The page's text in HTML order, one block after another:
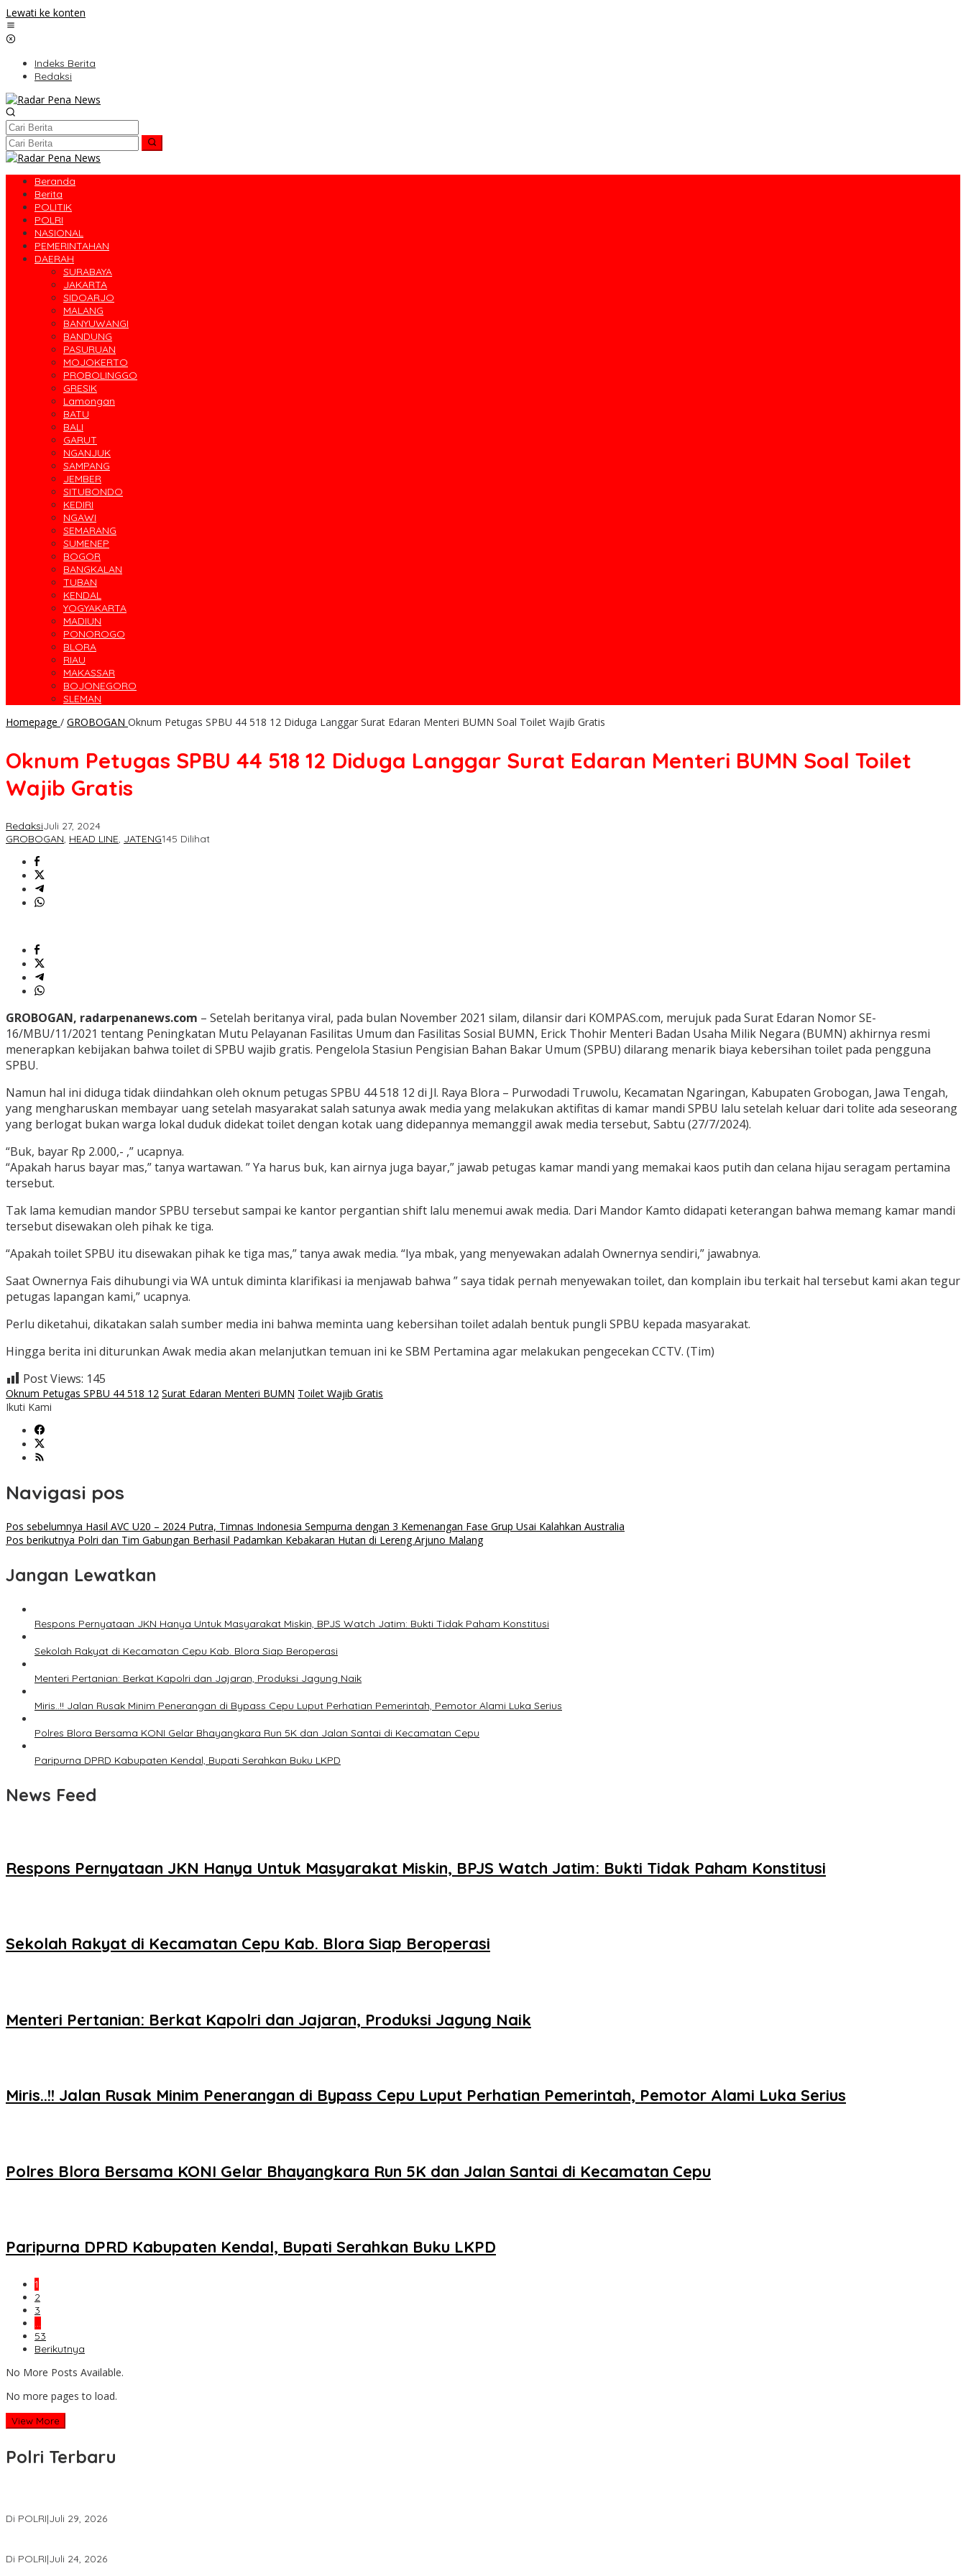
Lewati ke konten
Indeks Berita
Redaksi
Beranda
Berita
POLITIK
POLRI
NASIONAL
PEMERINTAHAN
DAERAH
SURABAYA
JAKARTA
SIDOARJO
MALANG
BANYUWANGI
BANDUNG
PASURUAN
MOJOKERTO
PROBOLINGGO
GRESIK
Lamongan
BATU
BALI
GARUT
NGANJUK
SAMPANG
JEMBER
SITUBONDO
KEDIRI
NGAWI
SEMARANG
SUMENEP
BOGOR
BANGKALAN
TUBAN
KENDAL
YOGYAKARTA
MADIUN
PONOROGO
BLORA
RIAU
MAKASSAR
BOJONEGORO
SLEMAN
Homepage / GROBOGAN Oknum Petugas SPBU 44 518 12 Diduga Langgar Surat Edaran Menteri BUMN Soal Toilet Wajib Gratis
Oknum Petugas SPBU 44 518 12 Diduga Langgar Surat Edaran Menteri BUMN Soal Toilet
Wajib Gratis
RedaksiJuli 27, 2024
GROBOGAN, HEAD LINE, JATENG145 Dilihat
GROBOGAN, radarpenanews.com – Setelah beritanya viral, pada bulan November 2021 silam, dilansir dari KOMPAS.com, merujuk pada Surat Edaran Nomor SE-
16/MBU/11/2021 tentang Peningkatan Mutu Pelayanan Fasilitas Umum dan Fasilitas Sosial BUMN, Erick Thohir Menteri Badan Usaha Milik Negara (BUMN) akhirnya resmi
menerapkan kebijakan bahwa toilet di SPBU wajib gratis. Pengelola Stasiun Pengisian Bahan Bakar Umum (SPBU) dilarang menarik biaya kebersihan toilet pada pengguna
SPBU.
Namun hal ini diduga tidak diindahkan oleh oknum petugas SPBU 44 518 12 di Jl. Raya Blora – Purwodadi Truwolu, Kecamatan Ngaringan, Kabupaten Grobogan, Jawa Tengah,
yang mengharuskan membayar uang setelah masyarakat salah satunya awak media yang melakukan aktifitas di kamar mandi SPBU lalu setelah keluar dari tolite ada seseorang
yang berlogat bukan warga lokal duduk didekat toilet dengan kotak uang didepannya memanggil awak media tersebut, Sabtu (27/7/2024).
“Buk, bayar Rp 2.000,- ,” ucapnya.
“Apakah harus bayar mas,” tanya wartawan. ” Ya harus buk, kan airnya juga bayar,” jawab petugas kamar mandi yang memakai kaos putih dan celana hijau seragam pertamina
tersebut.
Tak lama kemudian mandor SPBU tersebut sampai ke kantor pergantian shift lalu menemui awak media. Dari Mandor Kamto didapati keterangan bahwa memang kamar mandi
tersebut disewakan oleh pihak ke tiga.
“Apakah toilet SPBU itu disewakan pihak ke tiga mas,” tanya awak media. “Iya mbak, yang menyewakan adalah Ownernya sendiri,” jawabnya.
Saat Ownernya Fais dihubungi via WA untuk diminta klarifikasi ia menjawab bahwa ” saya tidak pernah menyewakan toilet, dan komplain ibu terkait hal tersebut kami akan tegur
petugas lapangan kami,” ucapnya.
Perlu diketahui, dikatakan salah sumber media ini bahwa meminta uang kebersihan toilet adalah bentuk pungli SPBU kepada masyarakat.
Hingga berita ini diturunkan Awak media akan melanjutkan temuan ini ke SBM Pertamina agar melakukan pengecekan CCTV. (Tim)
Post Views: 145
Oknum Petugas SPBU 44 518 12 Surat Edaran Menteri BUMN Toilet Wajib Gratis
Ikuti Kami
Navigasi pos
Pos sebelumnya Hasil AVC U20 – 2024 Putra, Timnas Indonesia Sempurna dengan 3 Kemenangan Fase Grup Usai Kalahkan Australia
Pos berikutnya Polri dan Tim Gabungan Berhasil Padamkan Kebakaran Hutan di Lereng Arjuno Malang
Jangan Lewatkan
Respons Pernyataan JKN Hanya Untuk Masyarakat Miskin, BPJS Watch Jatim: Bukti Tidak Paham Konstitusi
Sekolah Rakyat di Kecamatan Cepu Kab. Blora Siap Beroperasi
Menteri Pertanian: Berkat Kapolri dan Jajaran, Produksi Jagung Naik
Miris..!! Jalan Rusak Minim Penerangan di Bypass Cepu Luput Perhatian Pemerintah, Pemotor Alami Luka Serius
Polres Blora Bersama KONI Gelar Bhayangkara Run 5K dan Jalan Santai di Kecamatan Cepu
Paripurna DPRD Kabupaten Kendal, Bupati Serahkan Buku LKPD
News Feed
Respons Pernyataan JKN Hanya Untuk Masyarakat Miskin, BPJS Watch Jatim: Bukti Tidak Paham Konstitusi
Sekolah Rakyat di Kecamatan Cepu Kab. Blora Siap Beroperasi
Menteri Pertanian: Berkat Kapolri dan Jajaran, Produksi Jagung Naik
Miris..!! Jalan Rusak Minim Penerangan di Bypass Cepu Luput Perhatian Pemerintah, Pemotor Alami Luka Serius
Polres Blora Bersama KONI Gelar Bhayangkara Run 5K dan Jalan Santai di Kecamatan Cepu
Paripurna DPRD Kabupaten Kendal, Bupati Serahkan Buku LKPD
1
2
3
…
53
Berikutnya
No More Posts Available.
No more pages to load.
View More
Polri Terbaru
Di POLRI|Juli 29, 2026
Di POLRI|Juli 24, 2026